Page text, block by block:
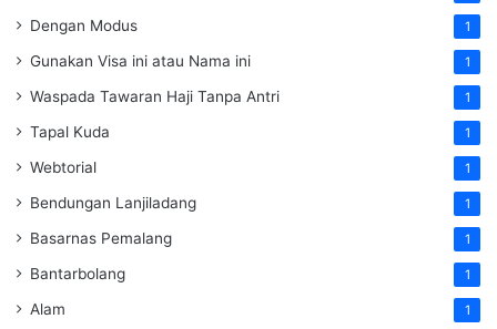
Dengan Modus 1
Gunakan Visa ini atau Nama ini 1
Waspada Tawaran Haji Tanpa Antri 1
Tapal Kuda 1
Webtorial 1
Bendungan Lanjiladang 1
Basarnas Pemalang 1
Bantarbolang 1
Alam 1